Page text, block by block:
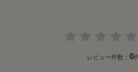
レビュー件数：0